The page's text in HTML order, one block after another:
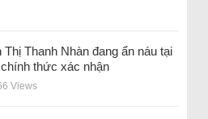
Thị Thanh Nhàn đang ẩn náu tại
thức xác nhận
Views